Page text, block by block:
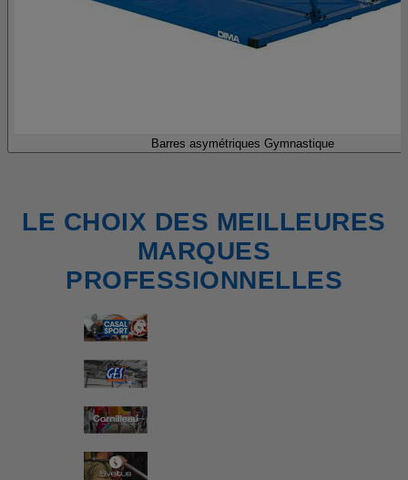
Barres asymétriques Gymnastique
LE CHOIX DES MEILLEURES
MARQUES
PROFESSIONNELLES